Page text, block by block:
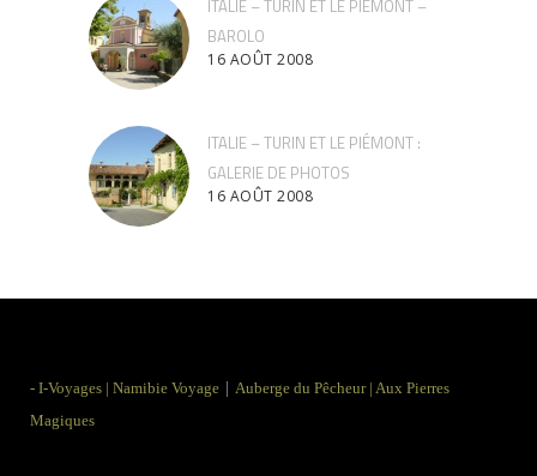
ITALIE – TURIN ET LE PIEMONT –
BAROLO
16 AOÛT 2008
ITALIE – TURIN ET LE PIÉMONT :
GALERIE DE PHOTOS
16 AOÛT 2008
- I-Voyages | Namibie Voyage | Auberge du Pêcheur | Aux Pierres
Magiques